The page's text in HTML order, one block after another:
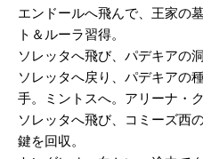
エンドールへ飛んで、王家の
ト＆ルーラ習得。
ソレッタへ飛び、パデキアの
ソレッタへ戻り、パデキアの
手。ミントスへ。アリーナ・
ソレッタへ飛び、コミーズ西
鍵を回収。